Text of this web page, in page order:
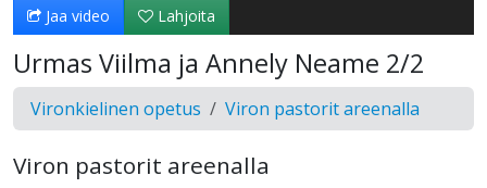
Jaa video Lahjoita
Urmas Viilma ja Annely Neame 2/2
Vironkielinen opetus Viron pastorit areenalla
Viron pastorit areenalla